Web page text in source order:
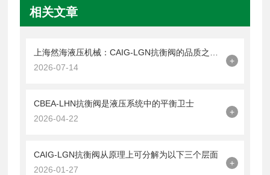
相关文章
2026-07-14
+
CBEA-LHN抗衡阀是液压系统中的平衡卫士
2026-04-22
+
CAIG-LGN抗衡阀从原理上可分解为以下三个层面
2026-01-27
+